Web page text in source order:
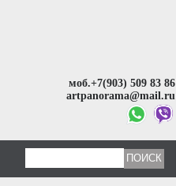
моб.+7(903) 509 83 86
artpanorama@mail.ru